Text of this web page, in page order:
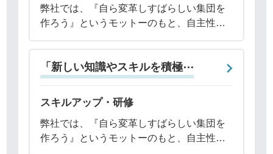
弊社では、『自ら変革しすばらしい集団を
作ろう』というモットーのもと、自主性を
機会を設けています。具体的な教育研修制
度は以下のとおりです。・留学・各種社外
講習会・勉
「新しい知識やスキルを積極⋯
スキルアップ・研修
弊社では、『自ら変革しすばらしい集団を
作ろう』というモットーのもと、自主性を